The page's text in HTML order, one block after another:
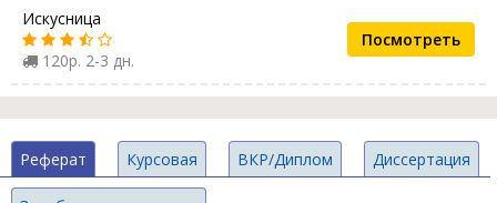
Искусница
120р. 2-3 дн.
Посмотреть
Реферат Курсовая ВКР/Диплом Диссертация